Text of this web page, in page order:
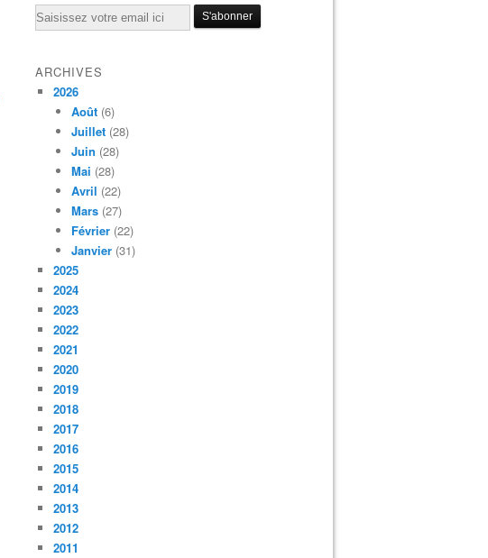
Email
ARCHIVES
2026
Août (6)
Juillet (28)
Juin (28)
Mai (28)
Avril (22)
Mars (27)
Février (22)
Janvier (31)
2025
2024
2023
2022
2021
2020
2019
2018
2017
2016
2015
2014
2013
2012
2011